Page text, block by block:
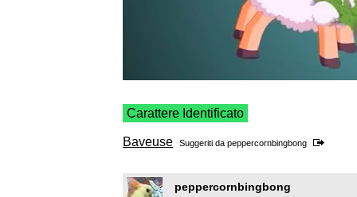
Carattere Identificato
Baveuse Suggeriti da peppercornbingbong
peppercornbingbong